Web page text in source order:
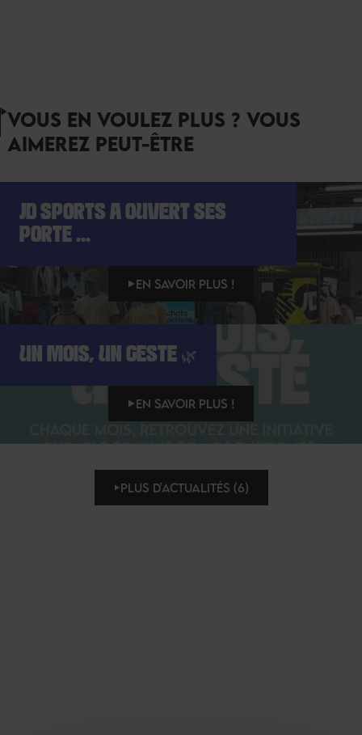
VOUS EN VOULEZ PLUS ? VOUS
AIMEREZ PEUT-ÊTRE
JD SPORTS A OUVERT SES
PORTE ...
EN SAVOIR PLUS !
UN MOIS, UN GESTE 🌿
EN SAVOIR PLUS !
PLUS D'ACTUALITÉS (6)